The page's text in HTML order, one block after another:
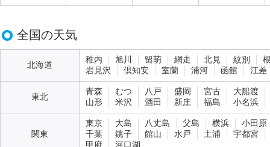
全国の天気
北海道
稚内 旭川 留萌 網走 北見 紋別
岩見沢
倶知安 室蘭 浦河 函館 江差
東北
青森 むつ 八戸 盛岡 宮古
大船渡
山形
米沢 酒田 新庄 福島 小名浜
関東
東京 大島 八丈島 父島 横浜
小田原
千葉
銚子 館山 水戸 土浦
宇都宮
甲府
河口湖